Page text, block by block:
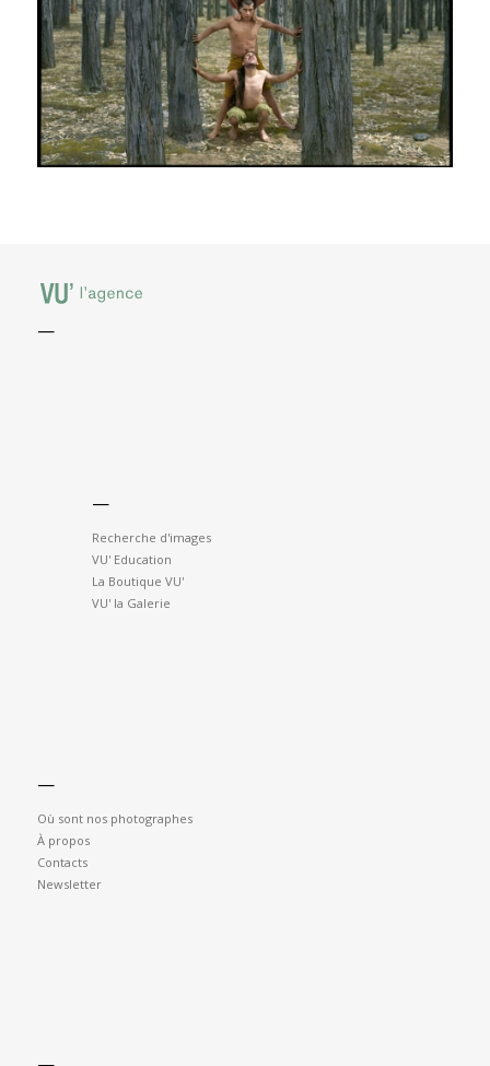
—
—
Recherche d'images
VU' Education
La Boutique VU'
VU' la Galerie
—
Où sont nos photographes
À propos
Contacts
Newsletter